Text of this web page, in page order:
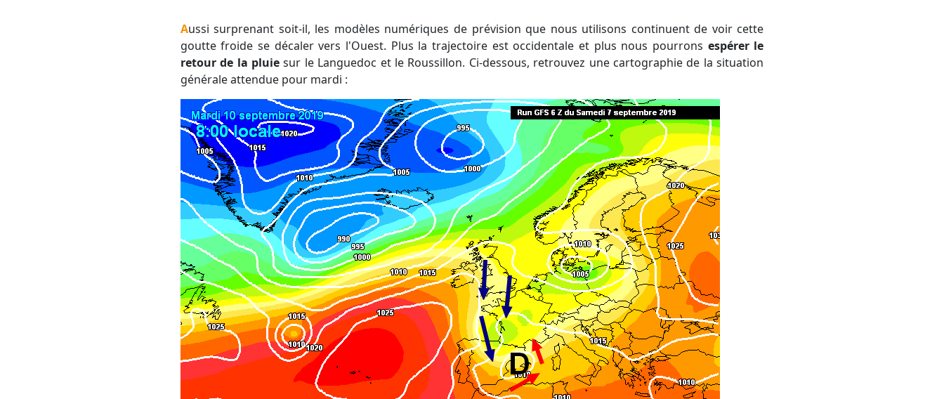
Aussi surprenant soit-il, les modèles numériques de prévision que nous utilisons continuent de voir cette
goutte froide se décaler vers l'Ouest. Plus la trajectoire est occidentale et plus nous pourrons espérer le
retour de la pluiesur le Languedoc et le Roussillon. Ci-dessous, retrouvez une cartographie de la situation
générale attendue pour mardi :